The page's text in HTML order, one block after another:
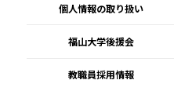
個人情報の取り扱い
福山大学後援会
教職員採用情報